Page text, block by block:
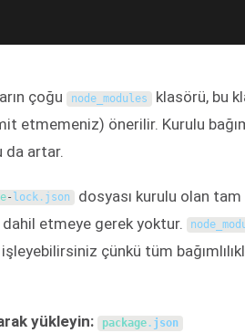
çoğu node_modules klasörü, bu
etmemeniz) önerilir. Kurulu
artar.
- lock. json dosyası kurulu olan tam
etmeye gerek yoktur.
çünkü tüm
yükleyin: package. json